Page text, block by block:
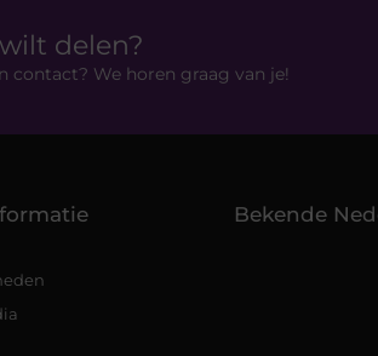
delen?
contact? We horen graag van je!
Bekende